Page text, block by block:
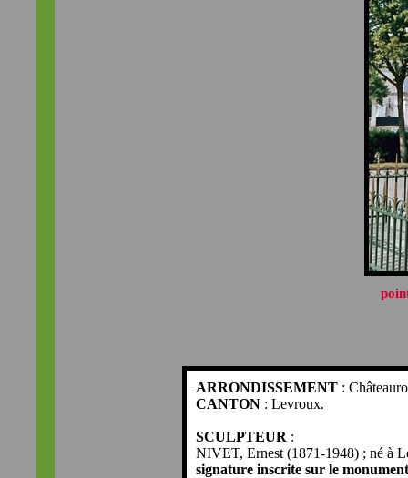
ARRONDISSEMENT :
CANTON : Levroux.
SCULPTEUR :
NIVET, Ernest (1871-1948) ; né à
signature inscrite sur le